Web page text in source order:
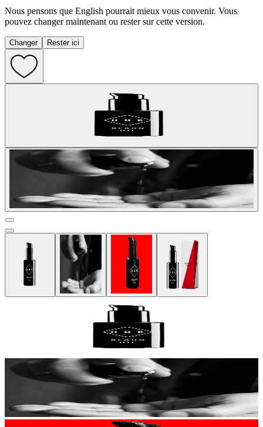
Nous pensons que English pourrait mieux vous convenir. Vous
pouvez changer maintenant ou rester sur cette version.
Changer Rester ici